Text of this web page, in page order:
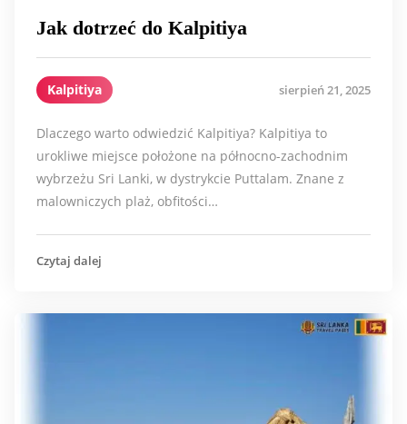
Jak dotrzeć do Kalpitiya
Kalpitiya sierpień 21, 2025
Dlaczego warto odwiedzić Kalpitiya? Kalpitiya to
urokliwe miejsce położone na północno-zachodnim
wybrzeżu Sri Lanki, w dystrykcie Puttalam. Znane z
malowniczych plaż, obfitości…
Czytaj dalej